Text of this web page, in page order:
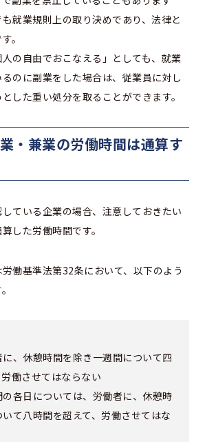
就業規則上の取り決めであり、法律と
。
の自由でおこなえる」としても、就業
のに副業をした場合は、従業員に対し
した重い処分を取ることができます。
・兼業の労働時間は通算す
ている企業の場合、注意しておきたい
した労働時間です。
働基準法第32条において、以下のよう
、休憩時間を除き一週間について四
働させてはならない
各日については、労働者に、休憩時
て八時間を超えて、労働させてはな